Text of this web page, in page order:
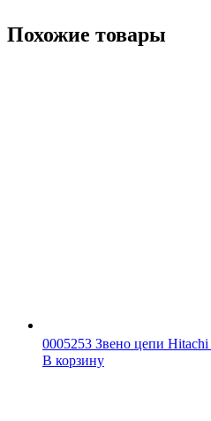
Похожие товары
0005253 Звено цепи Hitachi
В корзину